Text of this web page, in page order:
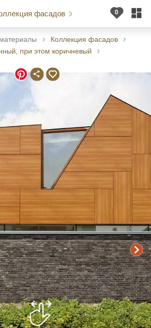
фасадов
Коллекция фасадов
при этом коричневый